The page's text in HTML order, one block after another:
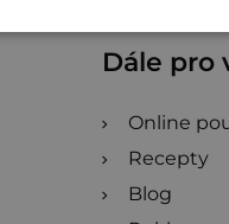
Dále pro
Online
Recepty
Blog